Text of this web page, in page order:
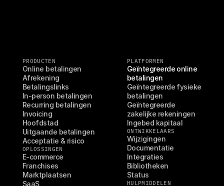
PRODUCTEN
Online betalingen
Afrekening
Betalingslinks
In-person betalingen
Recurring betalingen
Invoicing
Hoofdstad
Uitgaande betalingen
Acceptatie & risico
OPLOSSINGEN
E-commerce
Franchises
Marktplaatsen
SaaS
PLATFORMEN
Geïntegreerde online
betalingen
Geïntegreerde fysieke
betalingen
Geïntegreerde
zakelijke rekeningen
Ingebed kapitaal
ONTWIKKELAARS
Wijzigingen
Documentatie
Integraties
Bibliotheken
Status
HULPMIDDELEN